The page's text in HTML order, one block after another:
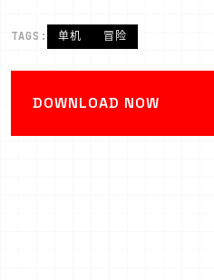
TAGS: 单机 冒险
DOWNLOAD NOW